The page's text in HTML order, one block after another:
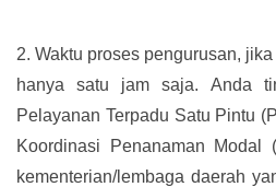
2. Waktu proses pengurusan,
hanya satu jam saja. Anda
Pelayanan Terpadu Satu Pintu
Koordinasi Penanaman Modal
kementerian/lembaga daerah